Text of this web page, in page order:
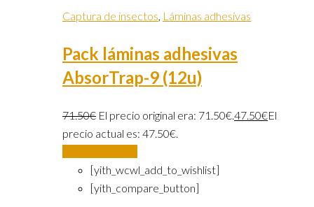
Captura de insectos, Láminas adhesivas
Pack láminas adhesivas
AbsorTrap-9 (12u)
71.50€ El precio original era: 71.50€.47.50€El
precio actual es: 47.50€.
[yith_wcwl_add_to_wishlist]
[yith_compare_button]